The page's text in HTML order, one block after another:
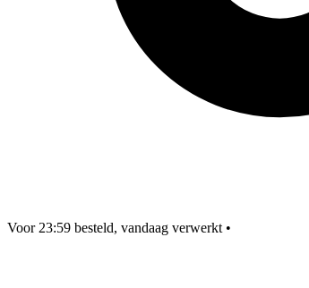
Voor 23:59 besteld, vandaag verwerkt •